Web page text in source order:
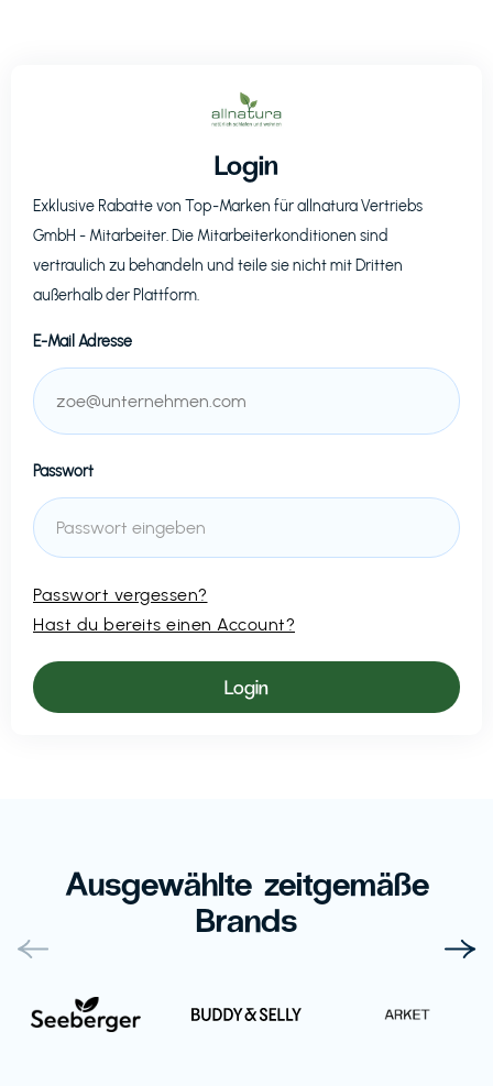
Login
Exklusive Rabatte von Top-Marken fürallnatura Vertriebs
GmbH - Mitarbeiter. Die Mitarbeiterkonditionen sind
vertraulich zu behandeln und teile sie nicht mit Dritten
außerhalb der Plattform.
E-Mail Adresse
Passwort
Passwort vergessen?
Hast du bereits einen Account?
Ausgewählte zeitgemäße
Brands